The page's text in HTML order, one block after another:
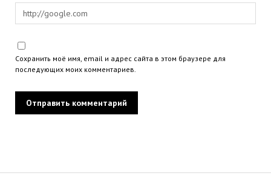
Сохранить моё имя, email и адрес сайта в этом браузере для
последующих моих комментариев.